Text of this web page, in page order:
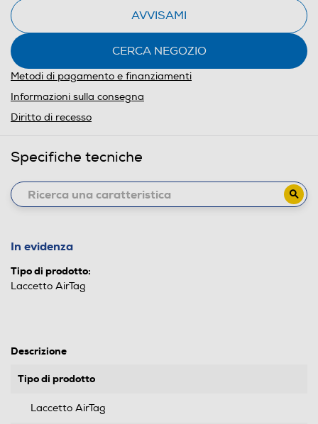
AVVISAMI
CERCA NEGOZIO
Metodi di pagamento e finanziamenti
Informazioni sulla consegna
Diritto di recesso
Specifiche tecniche
In evidenza
Tipo di prodotto:
Laccetto AirTag
Descrizione
Tipo di prodotto
Laccetto AirTag